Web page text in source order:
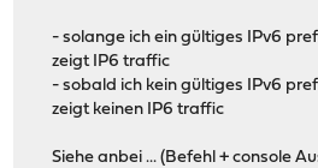
- solange ich ein gültiges IPv6
zeigt IP6 traffic
- sobald ich kein gültiges IPv6
zeigt keinen IP6 traffic
Siehe anbei ... (Befehl + console